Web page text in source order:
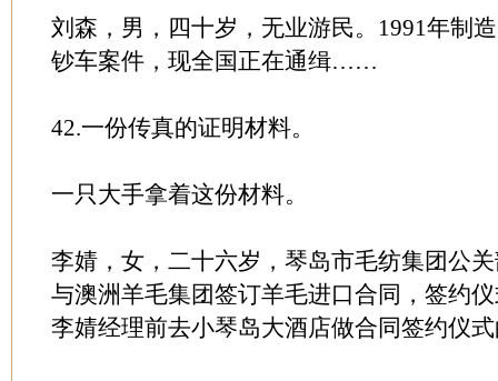
刘森，男，四十岁，无业游民。1991年制
钞车案件，现全国正在通缉……
42.一份传真的证明材料。
一只大手拿着这份材料。
李婧，女，二十六岁，琴岛市毛纺集团公
与澳洲羊毛集团签订羊毛进口合同，签约
李婧经理前去小琴岛大酒店做合同签约仪